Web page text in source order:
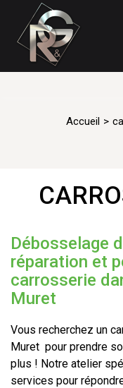
Accueil
Débosselage
réparation et
carrosserie
Muret
Vous recherchez un
Muret pour prendre
plus ! Notre atelier
services pour